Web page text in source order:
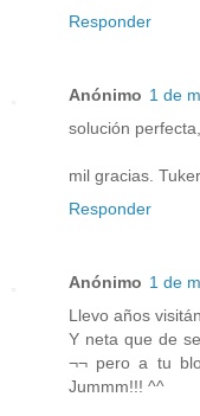
Responder
Anónimo 1 de
solución
mil gracias.
Responder
Anónimo 1 de
Llevo años
Y neta que de
¬¬ pero a tu
Jummm!!! ^^